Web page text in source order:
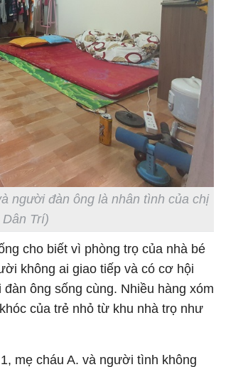
người đàn ông là nhân tình của chị
Trí)
cho biết vì phòng trọ của nhà bé
không ai giao tiếp và có cơ hội
ông sống cùng. Nhiều hàng xóm
của trẻ nhỏ từ khu nhà trọ như
mẹ cháu A. và người tình không